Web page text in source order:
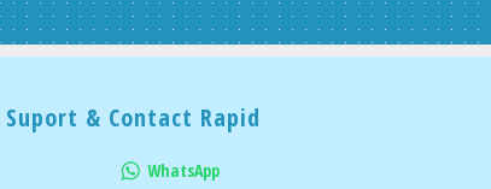
Suport & Contact Rapid
WhatsApp